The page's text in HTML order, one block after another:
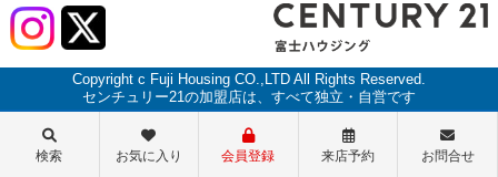
Copyright c Fuji Housing CO.,LTD All Rights Reserved.
センチュリー21の加盟店は、すべて独立・自営です
検索 お気に入り 会員登録 来店予約 お問合せ